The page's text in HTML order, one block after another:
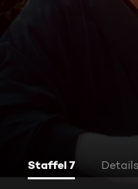
Staffel 7 Details